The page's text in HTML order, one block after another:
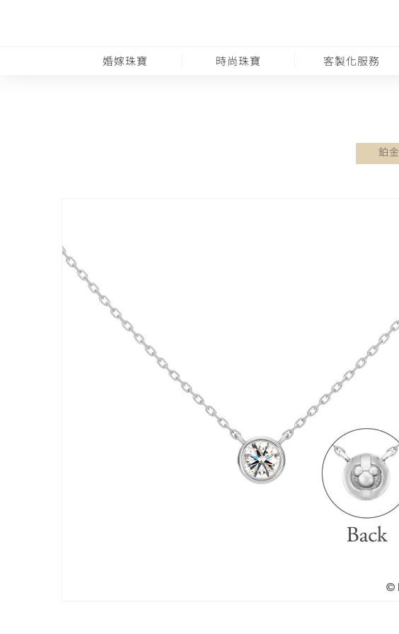
婚嫁珠寶 時尚珠寶 客製化服務
鉑金